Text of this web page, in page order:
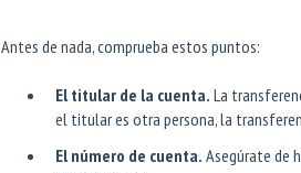
Antes de nada, comprueba estos puntos:
El titular de la cuenta. La
el titular es otra persona, la
El número de cuenta. Asegúrate de